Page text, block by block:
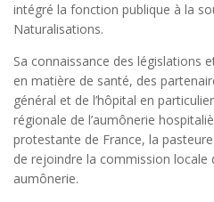
intégré la fonction publique à la
Naturalisations.
Sa connaissance des législations
en matière de santé, des
général et de l’hôpital en
régionale de l’aumônerie
protestante de France, la
de rejoindre la commission locale
aumônerie.